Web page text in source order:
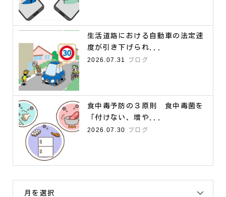
生活道路における自動車の法定速
度が引き下げられ...
2026.07.31
ブログ
食中毒予防の３原則 食中毒菌を
「付けない、増や...
2026.07.30
ブログ
月を選択